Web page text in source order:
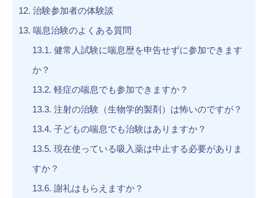
12. 治験参加者の体験談
13. 喘息治験のよくある質問
13.1. 健常人試験に喘息歴を申告せずに参加できます
か？
13.2. 軽症の喘息でも参加できますか？
13.3. 注射の治験（生物学的製剤）は怖いのですが？
13.4. 子どもの喘息でも治験はありますか？
13.5. 現在使っている吸入薬は中止する必要がありま
すか？
13.6. 謝礼はもらえますか？